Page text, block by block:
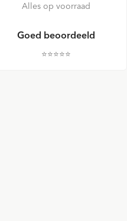
Alles op voorraad
Goed beoordeeld
⭐️⭐️⭐️⭐️⭐️